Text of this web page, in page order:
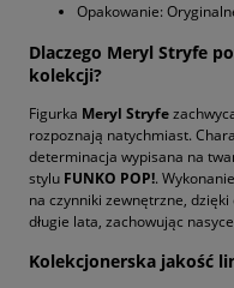
Opakowanie:
Dlaczego Meryl Stryfe
kolekcji?
Figurka Meryl Stryfe
rozpoznają natychmiast.
determinacja wypisana na
stylu FUNKO POP!.
na czynniki zewnętrzne,
długie lata, zachowując
Kolekcjonerska jakość